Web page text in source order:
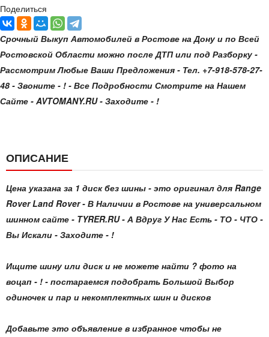
Поделиться
Срочный Выкуп Автомобилей в Ростове на Дону и по Всей
Ростовской Области можно после ДТП или под Разборку -
Рассмотрим Любые Ваши Предложения - Тел. +7-918-578-27-
48 - Звоните - ! - Все Подробности Смотрите на Нашем
Сайте - AVTOMANY.RU - Заходите - !
ОПИСАНИЕ
Цена указана за 1 диск без шины - это оригинал для Range
Rover Land Rover - В Наличии в Ростове на универсальном
шинном сайте - TYRER.RU - А Вдруг У Нас Есть - ТО - ЧТО -
Вы Искали - Заходите - !
Ищите шину или диск и не можете найти ? фото на
воцап - ! - постараемся подобрать Большой Выбор
одиночек и пар и некомплектных шин и дисков
Добавьте это объявление в избранное чтобы не